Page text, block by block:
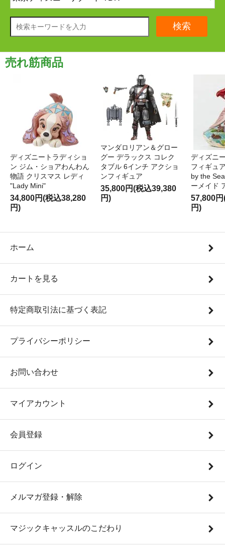
検索
売れ筋商品
ディズニートラディショ
ン ジム・ショアわんわん
物語 クリスマス レディ
"Lady Mini"
34,800円(税込38,280
円)
マンダロリアン＆グロー
グー デラックス コレク
タブル 6インチ アクショ
ンフィギュア
35,800円(税込39,380
円)
ディズニ
フィギュ
by the
ーメイド
57,800
円)
ホーム
カートを見る
特定商取引法に基づく表記
プライバシーポリシー
お問い合わせ
マイアカウント
会員登録
ログイン
メルマガ登録・解除
マジックキャッスルのこだわり